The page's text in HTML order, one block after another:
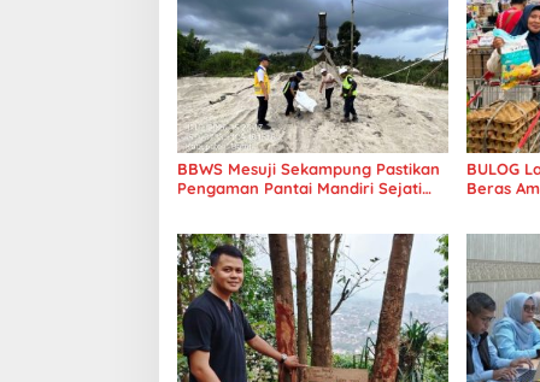
BBWS Mesuji Sekampung Pastikan
Pengaman Pantai Mandiri Sejati
BULOG
Beras